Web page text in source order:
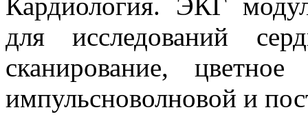
для исследований
сканирование, цветное
импульсноволновой и